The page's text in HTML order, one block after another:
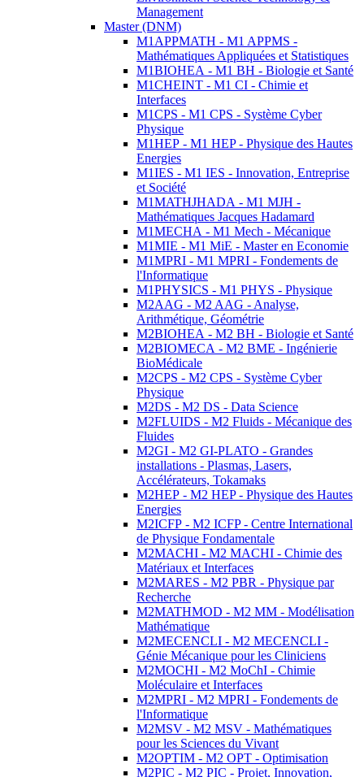
Management
Master (DNM)
M1APPMATH - M1 APPMS -
Mathématiques Appliquées et Statistiques
M1BIOHEA - M1 BH - Biologie et Santé
M1CHEINT - M1 CI - Chimie et
Interfaces
M1CPS - M1 CPS - Système Cyber
Physique
M1HEP - M1 HEP - Physique des Hautes
Energies
M1IES - M1 IES - Innovation, Entreprise
et Société
M1MATHJHADA - M1 MJH -
Mathématiques Jacques Hadamard
M1MECHA - M1 Mech - Mécanique
M1MIE - M1 MiE - Master en Economie
M1MPRI - M1 MPRI - Fondements de
l'Informatique
M1PHYSICS - M1 PHYS - Physique
M2AAG - M2 AAG - Analyse,
Arithmétique, Géométrie
M2BIOHEA - M2 BH - Biologie et Santé
M2BIOMECA - M2 BME - Ingénierie
BioMédicale
M2CPS - M2 CPS - Système Cyber
Physique
M2DS - M2 DS - Data Science
M2FLUIDS - M2 Fluids - Mécanique des
Fluides
M2GI - M2 GI-PLATO - Grandes
installations - Plasmas, Lasers,
Accélérateurs, Tokamaks
M2HEP - M2 HEP - Physique des Hautes
Energies
M2ICFP - M2 ICFP - Centre International
de Physique Fondamentale
M2MACHI - M2 MACHI - Chimie des
Matériaux et Interfaces
M2MARES - M2 PBR - Physique par
Recherche
M2MATHMOD - M2 MM - Modélisation
Mathématique
M2MECENCLI - M2 MECENCLI -
Génie Mécanique pour les Cliniciens
M2MOCHI - M2 MoChI - Chimie
Moléculaire et Interfaces
M2MPRI - M2 MPRI - Fondements de
l'Informatique
M2MSV - M2 MSV - Mathématiques
pour les Sciences du Vivant
M2OPTIM - M2 OPT - Optimisation
M2PIC - M2 PIC - Projet, Innovation,